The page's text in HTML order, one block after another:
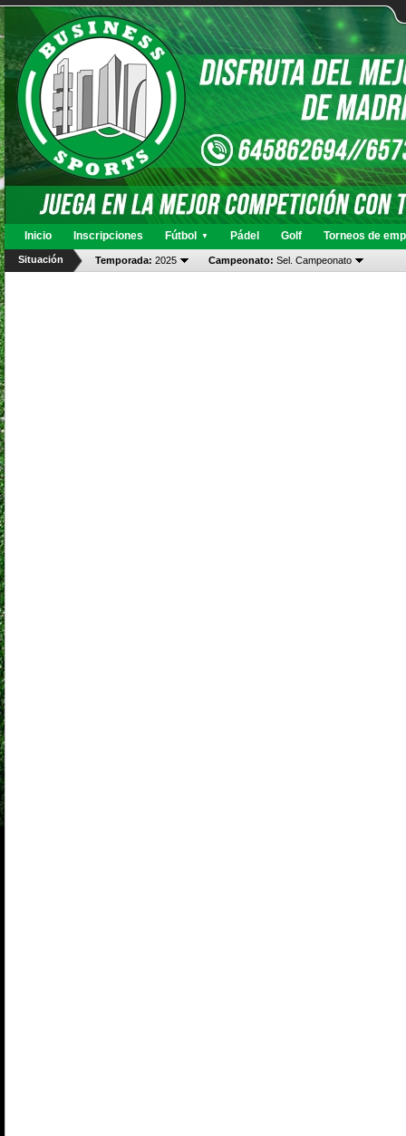
Inicio Inscripciones Fútbol ▼ Pádel Golf Torneos de
Situación Temporada: 2025 Campeonato: Sel. Campeonato